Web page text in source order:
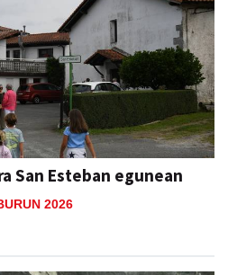
San Esteban egunean
2026